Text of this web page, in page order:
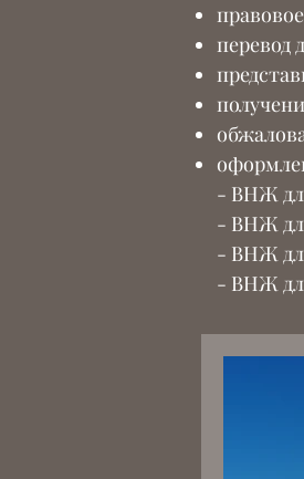
перевод
- ВНЖ
- ВНЖ
- ВНЖ
- ВНЖ